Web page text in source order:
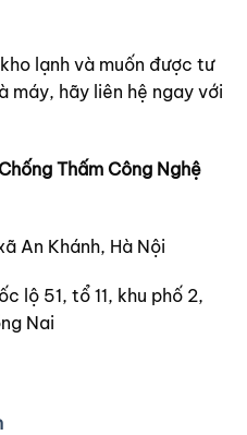
lạnh và muốn được tư
máy, hãy liên hệ ngay với
Thấm Công Nghệ
An Khánh, Hà Nội
lộ 51, tổ 11, khu phố 2,
Nai